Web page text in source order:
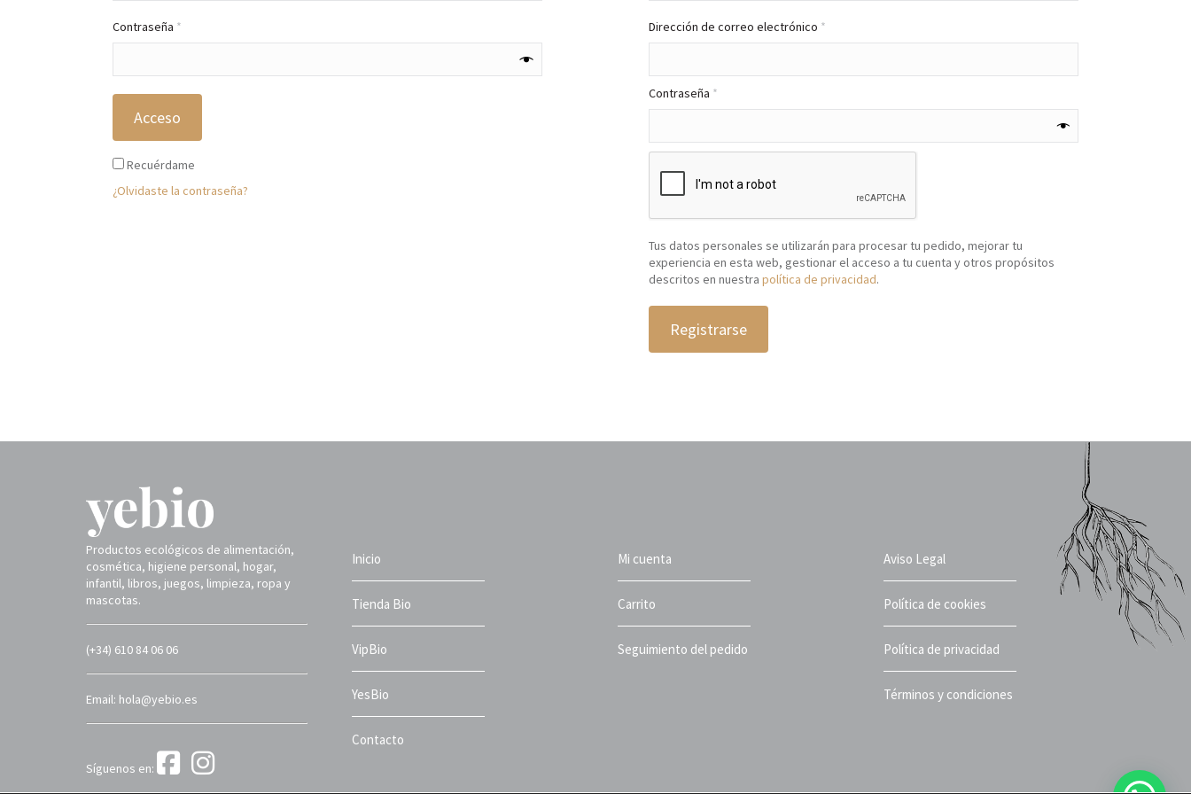
Contraseña *
Acceso
Recuérdame
¿Olvidaste la contraseña?
Dirección de correo electrónico *
Contraseña *
Tus datos personales se utilizarán para procesar tu pedido, mejorar tu
experiencia en esta web, gestionar el acceso a tu cuenta y otros propósitos
descritos en nuestra política de privacidad.
Registrarse
Productos ecológicos de alimentación,
cosmética, higiene personal, hogar,
infantil, libros, juegos, limpieza, ropa y
mascotas.
(+34) 610 84 06 06
Email: hola@yebio.es
Síguenos en:
Inicio
Tienda Bio
VipBio
YesBio
Contacto
Mi cuenta
Carrito
Seguimiento del pedido
Aviso Legal
Política de cookies
Política de privacidad
Términos y condiciones